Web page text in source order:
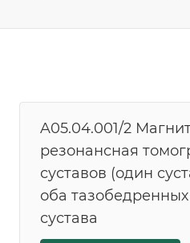
A05.04.001/2
резонансная
суставов (один
оба тазобедренных
сустава